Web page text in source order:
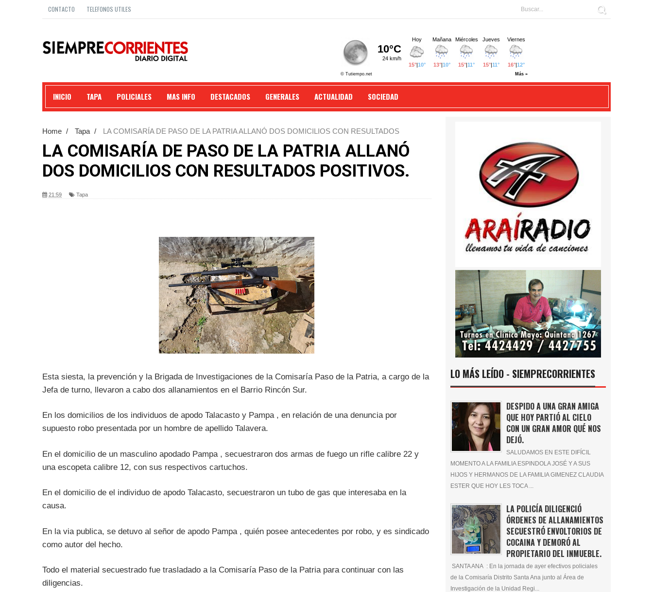
CONTACTO TELEFONOS UTILES
INICIO TAPA POLICIALES MAS INFO DESTACADOS GENERALES ACTUALIDAD SOCIEDAD
Home / Tapa /
LA COMISARÍA DE PASO DE LA PATRIA ALLANÓ DOS DOMICILIOS CON RESULTADOS
LA COMISARÍA DE PASO DE LA PATRIA ALLANÓ
DOS DOMICILIOS CON RESULTADOS POSITIVOS.
21:59 Tapa
Esta siesta, la prevención y la Brigada de Investigaciones de la Comisaría Paso de la Patria, a cargo de la
Jefa de turno, llevaron a cabo dos allanamientos en el Barrio Rincón Sur.
En los domicilios de los individuos de apodo Talacasto y Pampa , en relación de una denuncia por
supuesto robo presentada por un hombre de apellido Talavera.
En el domicilio de un masculino apodado Pampa , secuestraron dos armas de fuego un rifle calibre 22 y
una escopeta calibre 12, con sus respectivos cartuchos.
En el domicilio de el individuo de apodo Talacasto, secuestraron un tubo de gas que interesaba en la
causa.
En la via publica, se detuvo al señor de apodo Pampa , quién posee antecedentes por robo, y es sindicado
como autor del hecho.
Todo el material secuestrado fue trasladado a la Comisaría Paso de la Patria para continuar con las
diligencias.
LO MÁS LEÍDO - SIEMPRECORRIENTES
DESPIDO A UNA GRAN AMIGA
QUE HOY PARTIÓ AL CIELO
CON UN GRAN AMOR QUÉ NOS
DEJÓ.
SALUDAMOS EN ESTE DIFÍCIL
MOMENTO A LA FAMILIA ESPINDOLA JOSÉ Y A SUS
HIJOS Y HERMANOS DE LA FAMILIA GIMENEZ CLAUDIA
ESTER QUE HOY LES TOCA ...
LA POLICÍA DILIGENCIÓ
ÓRDENES DE ALLANAMIENTOS
SECUESTRÓ ENVOLTORIOS DE
COCAINA Y DEMORÓ AL
PROPIETARIO DEL INMUEBLE.
SANTA ANA : En la jornada de ayer efectivos policiales
de la Comisaría Distrito Santa Ana junto al Área de
Investigación de la Unidad Regi...